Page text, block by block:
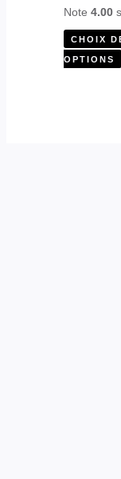
Note4.00
CHOIX
OPTIONS